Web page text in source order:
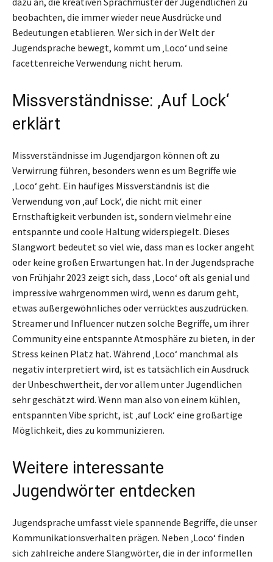
beobachten, die immer wieder neue Ausdrücke und
Bedeutungen etablieren. Wer sich in der Welt der
Jugendsprache bewegt, kommt um ‚Loco‘ und seine
facettenreiche Verwendung nicht herum.
Missverständnisse: ‚Auf Lock‘
erklärt
Missverständnisse im Jugendjargon können oft zu
Verwirrung führen, besonders wenn es um Begriffe wie
‚Loco‘ geht. Ein häufiges Missverständnis ist die
Verwendung von ‚auf Lock‘, die nicht mit einer
Ernsthaftigkeit verbunden ist, sondern vielmehr eine
entspannte und coole Haltung widerspiegelt. Dieses
Slangwort bedeutet so viel wie, dass man es locker angeht
oder keine großen Erwartungen hat. In der Jugendsprache
von Frühjahr 2023 zeigt sich, dass ‚Loco‘ oft als genial und
impressive wahrgenommen wird, wenn es darum geht,
etwas außergewöhnliches oder verrücktes auszudrücken.
Streamer und Influencer nutzen solche Begriffe, um ihrer
Community eine entspannte Atmosphäre zu bieten, in der
Stress keinen Platz hat. Während ‚Loco‘ manchmal als
negativ interpretiert wird, ist es tatsächlich ein Ausdruck
der Unbeschwertheit, der vor allem unter Jugendlichen
sehr geschätzt wird. Wenn man also von einem kühlen,
entspannten Vibe spricht, ist ‚auf Lock‘ eine großartige
Möglichkeit, dies zu kommunizieren.
Weitere interessante
Jugendwörter entdecken
Jugendsprache umfasst viele spannende Begriffe, die unser
Kommunikationsverhalten prägen. Neben ‚Loco‘ finden
sich zahlreiche andere Slangwörter, die in der informellen